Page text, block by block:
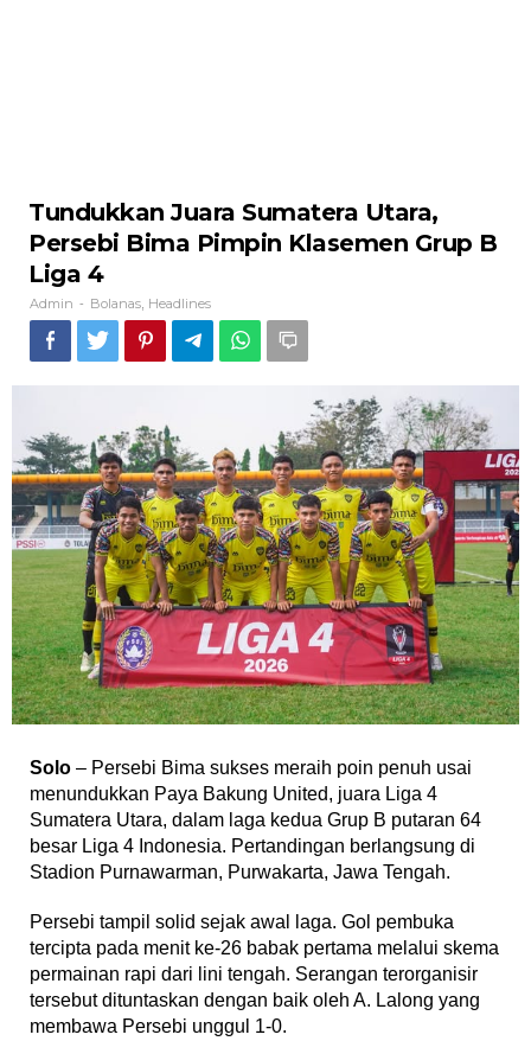
Tundukkan Juara Sumatera Utara,
Persebi Bima Pimpin Klasemen Grup B
Liga 4
Admin - Bolanas Headlines
Solo – Persebi Bima sukses meraih poin penuh usai
menundukkan Paya Bakung United, juara Liga 4
Sumatera Utara, dalam laga kedua Grup B putaran 64
besar Liga 4 Indonesia. Pertandingan berlangsung di
Stadion Purnawarman, Purwakarta, Jawa Tengah.
Persebi tampil solid sejak awal laga. Gol pembuka
tercipta pada menit ke-26 babak pertama melalui skema
permainan rapi dari lini tengah. Serangan terorganisir
tersebut dituntaskan dengan baik oleh A. Lalong yang
membawa Persebi unggul 1-0.